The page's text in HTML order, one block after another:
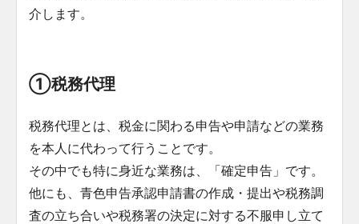
介します。
①税務代理
税務代理とは、税金に関わる申告や申請などの業務
を本人に代わって行うことです。
その中でも特に身近な業務は、「確定申告」です。
他にも、青色申告承認申請書の作成・提出や税務調
査の立ち合いや税務署の決定に対する不服申し立て